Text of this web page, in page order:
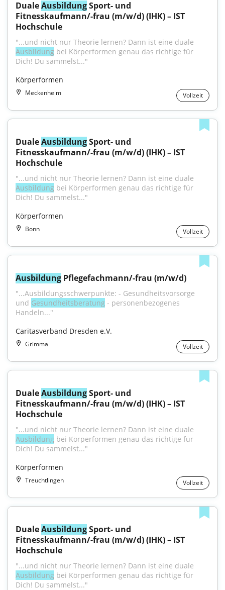
Duale Ausbildung Sport- und
Fitnesskaufmann/-frau (m/w/d) (IHK) – IST
Hochschule
Ausbildung bei Körperformen genau das richtige für
Dich! Du sammelst..."
Körperformen
Meckenheim Vollzeit
Duale Ausbildung Sport- und
Fitnesskaufmann/-frau (m/w/d) (IHK) – IST
Hochschule
Ausbildung bei Körperformen genau das richtige für
Dich! Du sammelst..."
Körperformen
Bonn Vollzeit
Ausbildung Pflegefachmann/-frau (m/w/d)
"...Ausbildungsschwerpunkte: - Gesundheitsvorsorge
und Gesundheitsberatung - personenbezogenes
Handeln..."
Caritasverband Dresden e.V.
Grimma Vollzeit
Duale Ausbildung Sport- und
Fitnesskaufmann/-frau (m/w/d) (IHK) – IST
Hochschule
Ausbildung bei Körperformen genau das richtige für
Dich! Du sammelst..."
Körperformen
Treuchtlingen Vollzeit
Duale Ausbildung Sport- und
Fitnesskaufmann/-frau (m/w/d) (IHK) – IST
Hochschule
Ausbildung bei Körperformen genau das richtige für
Dich! Du sammelst..."